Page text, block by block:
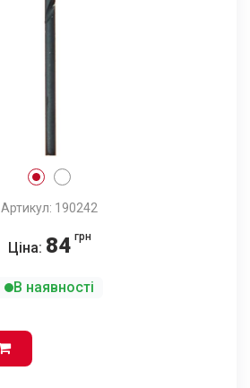
Артикул: 190242
Ціна: 84 грн
В наявності